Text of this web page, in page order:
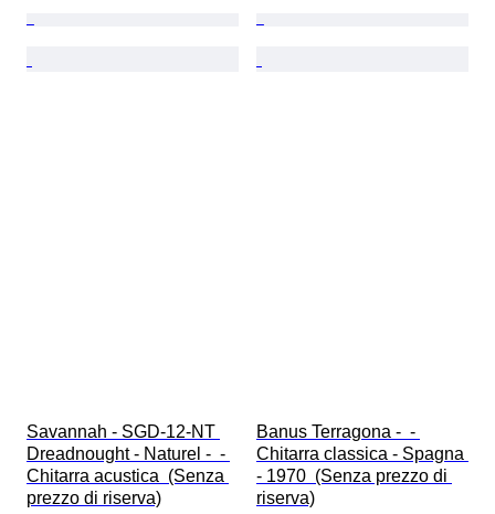
Savannah - SGD-12-NT
Dreadnought - Naturel -  -
Chitarra acustica  (Senza
prezzo di riserva)
Banus Terragona -  -
Chitarra classica - Spagna
- 1970  (Senza prezzo di
riserva)